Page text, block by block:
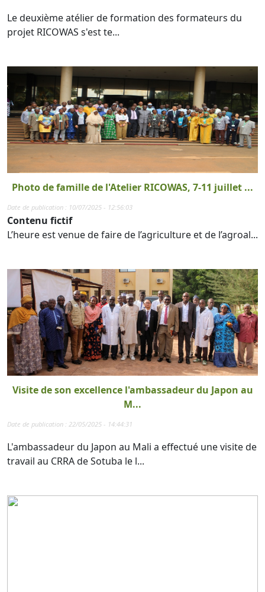
Le deuxième atélier de formation des formateurs du
projet RICOWAS s'est te...
Photo de famille de l'Atelier RICOWAS, 7-11 juillet ...
Date de publication : 10/07/2025 - 12:56:03
Contenu fictif
L’heure est venue de faire de l’agriculture et de l’agroal...
Visite de son excellence l'ambassadeur du Japon au
M...
Date de publication : 22/05/2025 - 14:44:31
L'ambassadeur du Japon au Mali a effectué une visite de
travail au CRRA de Sotuba le l...